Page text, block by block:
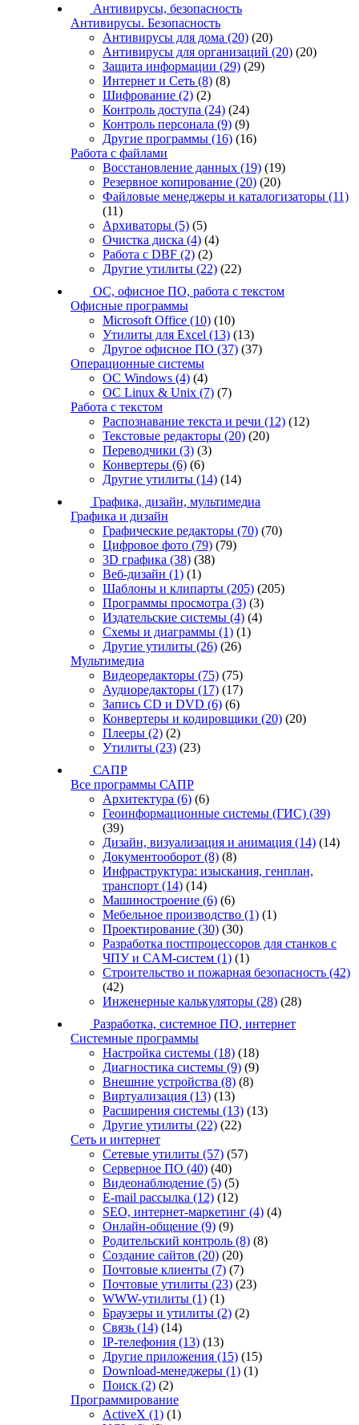
Антивирусы, безопасность
Антивирусы. Безопасность
Антивирусы для дома (20) (20)
Антивирусы для организаций (20) (20)
Защита информации (29) (29)
Интернет и Сеть (8) (8)
Шифрование (2) (2)
Контроль доступа (24) (24)
Контроль персонала (9) (9)
Другие программы (16) (16)
Работа с файлами
Восстановление данных (19) (19)
Резервное копирование (20) (20)
Файловые менеджеры и каталогизаторы (11)
(11)
Архиваторы (5) (5)
Очистка диска (4) (4)
Работа с DBF (2) (2)
Другие утилиты (22) (22)
ОС, офисное ПО, работа с текстом
Офисные программы
Microsoft Office (10) (10)
Утилиты для Excel (13) (13)
Другое офисное ПО (37) (37)
Операционные системы
ОС Windows (4) (4)
ОС Linux & Unix (7) (7)
Работа с текстом
Распознавание текста и речи (12) (12)
Текстовые редакторы (20) (20)
Переводчики (3) (3)
Конвертеры (6) (6)
Другие утилиты (14) (14)
Графика, дизайн, мультимедиа
Графика и дизайн
Графические редакторы (70) (70)
Цифровое фото (79) (79)
3D графика (38) (38)
Веб-дизайн (1) (1)
Шаблоны и клипарты (205) (205)
Программы просмотра (3) (3)
Издательские системы (4) (4)
Схемы и диаграммы (1) (1)
Другие утилиты (26) (26)
Мультимедиа
Видеоредакторы (75) (75)
Аудиоредакторы (17) (17)
Запись CD и DVD (6) (6)
Конвертеры и кодировщики (20) (20)
Плееры (2) (2)
Утилиты (23) (23)
САПР
Все программы САПР
Архитектура (6) (6)
Геоинформационные системы (ГИС) (39)
(39)
Дизайн, визуализация и анимация (14) (14)
Документооборот (8) (8)
Инфраструктура: изыскания, генплан,
транспорт (14) (14)
Машиностроение (6) (6)
Мебельное производство (1) (1)
Проектирование (30) (30)
Разработка постпроцессоров для станков с
ЧПУ и CAM-систем (1) (1)
Строительство и пожарная безопасность (42)
(42)
Инженерные калькуляторы (28) (28)
Разработка, системное ПО, интернет
Системные программы
Настройка системы (18) (18)
Диагностика системы (9) (9)
Внешние устройства (8) (8)
Виртуализация (13) (13)
Расширения системы (13) (13)
Другие утилиты (22) (22)
Сеть и интернет
Сетевые утилиты (57) (57)
Серверное ПО (40) (40)
Видеонаблюдение (5) (5)
E-mail рассылка (12) (12)
SEO, интернет-маркетинг (4) (4)
Онлайн-общение (9) (9)
Родительский контроль (8) (8)
Создание сайтов (20) (20)
Почтовые клиенты (7) (7)
Почтовые утилиты (23) (23)
WWW-утилиты (1) (1)
Браузеры и утилиты (2) (2)
Связь (14) (14)
IP-телефония (13) (13)
Другие приложения (15) (15)
Download-менеджеры (1) (1)
Поиск (2) (2)
Программирование
ActiveX (1) (1)